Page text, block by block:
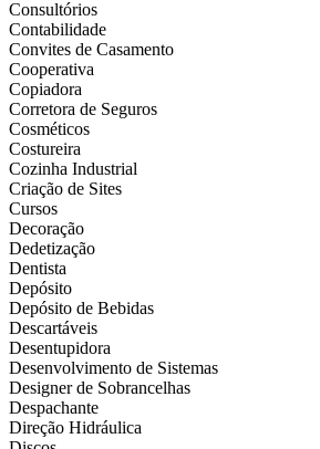
Consultórios
Contabilidade
Convites de Casamento
Cooperativa
Copiadora
Corretora de Seguros
Cosméticos
Costureira
Cozinha Industrial
Criação de Sites
Cursos
Decoração
Dedetização
Dentista
Depósito
Depósito de Bebidas
Descartáveis
Desentupidora
Desenvolvimento de Sistemas
Designer de Sobrancelhas
Despachante
Direção Hidráulica